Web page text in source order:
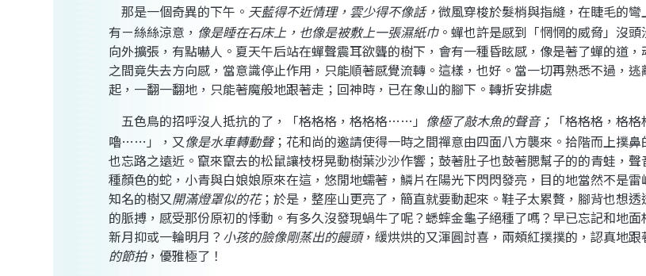
那是一個奇異的下午。 天藍得不近情理，雲少得不像話，微風穿梭於髮梢與指縫，在睫毛的
有ㄧ絲絲涼意， 像是睡在石床上，也像是被敷上一張濕紙巾。蟬也許是感到「惘惘的威脅」沒
向外擴張，有點嚇人。夏天午后站在蟬聲震耳欲聾的樹下，會有一種昏眩感，像是著了蟬的道
之間竟失去方向感，當意識停止作用，只能順著感覺流轉。這樣，也好。當一切再熟悉不過，
起，一翻一翻地，只能著魔般地跟著走；回神時，已在象山的腳下。轉折安排處
五色鳥的招呼沒人抵抗的了，「格格格，格格格……」 像極了敲木魚的聲音； 「格格格，格
嚕……」，又像是水車轉動聲；花和尚的邀請使得一時之間禪意由四面八方襲來。拾階而上撲
也忘路之遠近。竄來竄去的松鼠讓枝枒晃動樹葉沙沙作響；鼓著肚子也鼓著腮幫子的的青蛙，
種顏色的蛇，小青與白娘娘原來在這，悠閒地蠕著，鱗片在陽光下閃閃發亮，目的地當然不是雷
知名的樹又開滿燈罩似的花；於是，整座山更亮了，簡直就要動起來 。鞋子太累贅，腳背也想
的脈搏，感受那份原初的悸動。有多久沒發現蝸牛了呢？蟋蟀金龜子絕種了嗎？早已忘記和地
新月抑或一輪明月？ 小孩的臉像剛蒸出的饅頭，緩烘烘的又渾圓討喜，兩頰紅撲撲的，認真地
的節拍，優雅極了！